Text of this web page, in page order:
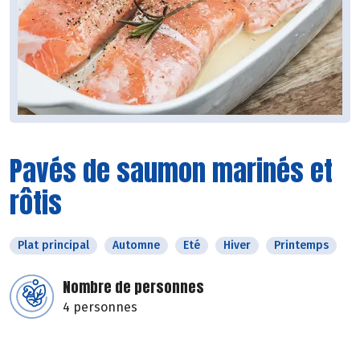
Pavés de saumon marinés et
rôtis
Plat principal Automne Eté Hiver Printemps
Nombre de personnes
4 personnes